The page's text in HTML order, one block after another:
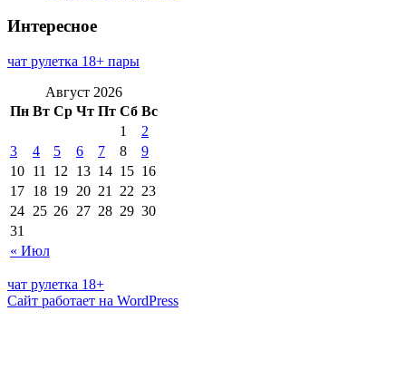
Интересное
чат рулетка 18+ пары
Август 2026
Пн Вт Ср Чт Пт Сб Вс
« Июл
1
2
3
4 5 6 7 8
9
10 11 12 13 14 15 16
17 18 19 20 21 22 23
24 25 26 27 28 29 30
31
чат рулетка 18+
Сайт работает на WordPress